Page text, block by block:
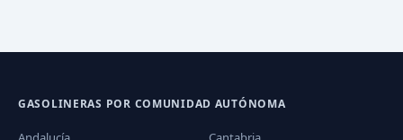
GASOLINERAS POR COMUNIDAD AUTÓNOMA